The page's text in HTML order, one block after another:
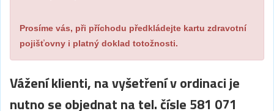
Prosíme vás, při příchodu předkládejte kartu zdravotní
pojišťovny i platný doklad totožnosti.
Vážení klienti, na vyšetření v ordinaci je
nutno se objednat na tel. čísle 581 071